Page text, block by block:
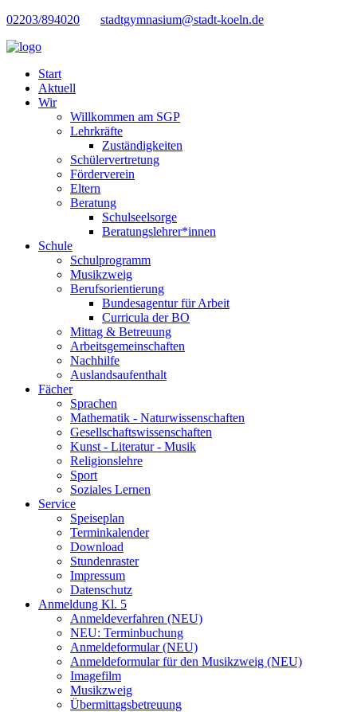
02203/894020 stadtgymnasium@stadt-koeln.de
Start
Aktuell
Wir
Willkommen am SGP
Lehrkräfte
Zuständigkeiten
Schülervertretung
Förderverein
Eltern
Beratung
Schulseelsorge
Beratungslehrer*innen
Schule
Schulprogramm
Musikzweig
Berufsorientierung
Bundesagentur für Arbeit
Curricula der BO
Mittag & Betreuung
Arbeitsgemeinschaften
Nachhilfe
Auslandsaufenthalt
Fächer
Sprachen
Mathematik - Naturwissenschaften
Gesellschaftswissenschaften
Kunst - Literatur - Musik
Religionslehre
Sport
Soziales Lernen
Service
Speiseplan
Terminkalender
Download
Stundenraster
Impressum
Datenschutz
Anmeldung Kl. 5
Anmeldeverfahren (NEU)
NEU: Terminbuchung
Anmeldeformular (NEU)
Anmeldeformular für den Musikzweig (NEU)
Imagefilm
Musikzweig
Übermittagsbetreuung